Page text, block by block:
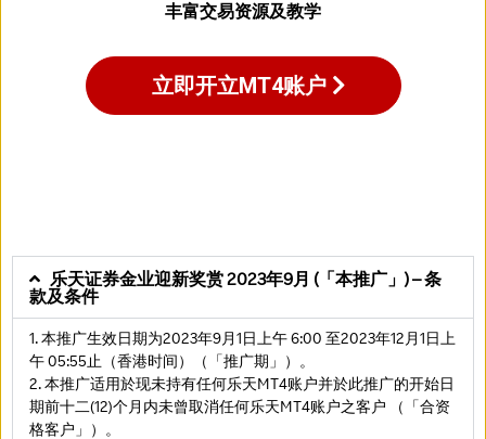
丰富交易资源及教学
立即开立MT4账户
乐天证券金业迎新奖赏 2023年9月 (「本推广」) – 条
款及条件
1. 本推广生效日期为2023年9月1日上午 6:00 至2023年12月1日上
午 05:55止（香港时间）（「推广期」）。
2. 本推广适用於现未持有任何乐天MT4账户并於此推广的开始日
期前十二(12)个月内未曾取消任何乐天MT4账户之客户 （「合资
格客户」）。